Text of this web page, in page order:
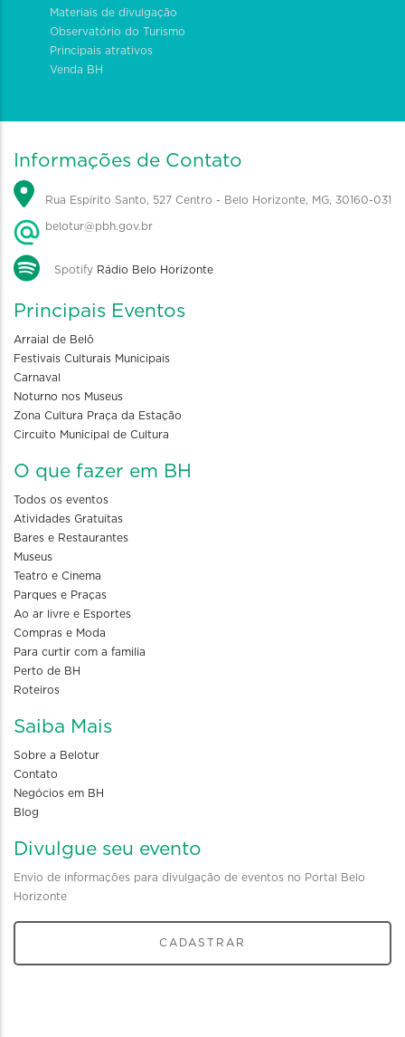
Materiais de divulgação
Observatório do Turismo
Principais atrativos
Venda BH
Informações de Contato
Rua Espírito Santo, 527 Centro - Belo Horizonte, MG, 30160-031
belotur@pbh.gov.br
Spotify Rádio Belo Horizonte
Principais Eventos
Arraial de Belô
Festivais Culturais Municipais
Carnaval
Noturno nos Museus
Zona Cultura Praça da Estação
Circuito Municipal de Cultura
O que fazer em BH
Todos os eventos
Atividades Gratuitas
Bares e Restaurantes
Museus
Teatro e Cinema
Parques e Praças
Ao ar livre e Esportes
Compras e Moda
Para curtir com a familia
Perto de BH
Roteiros
Saiba Mais
Sobre a Belotur
Contato
Negócios em BH
Blog
Divulgue seu evento
Envio de informações para divulgação de eventos no Portal Belo
Horizonte
CADASTRAR